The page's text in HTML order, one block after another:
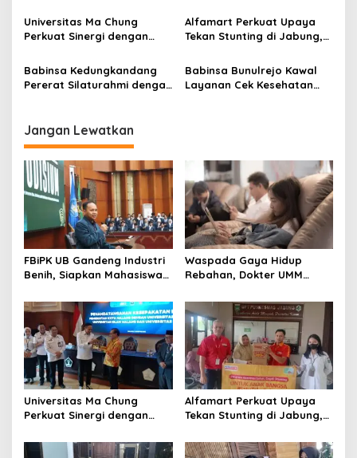
a
i
o
n
hingga Hipertensi
Universitas Ma Chung
Perkuat Sinergi dengan
Tingkatkan Layanan
Kesehatan Masyarakat
Alfamart Perkuat Upaya
Tekan Stunting di Jabung,
Satu Telur Sehari
Babinsa Kedungkandang
Pererat Silaturahmi dengan
Babinsa Bunulrejo Kawal
Layanan Cek Kesehatan
Jangan Lewatkan
FBiPK UB Gandeng Industri
Benih, Siapkan Mahasiswa
Waspada Gaya Hidup
Rebahan, Dokter UMM
hingga Hipertensi
Universitas Ma Chung
Perkuat Sinergi dengan
Tingkatkan Layanan
Alfamart Perkuat Upaya
Tekan Stunting di Jabung,
Satu Telur Sehari